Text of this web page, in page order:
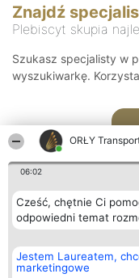
ORŁY
06:02
Cześć, chętnie Ci
odpowiedni temat
Jestem Laureatem,
marketingowe
Znajdź
Plebiscyt skupia
Szukasz specjalisty w
wyszukiwarkę.
Organizator plebiscytu
Bright Side Solutions sp. z o.
o. sp. k.